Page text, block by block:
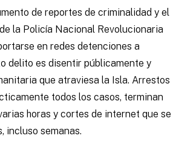
de reportes de criminalidad y el
la Policía Nacional Revolucionaria
en redes detenciones a
delito es disentir públicamente y
que atraviesa la Isla. Arrestos
todos los casos, terminan
horas y cortes de internet que se
incluso semanas.